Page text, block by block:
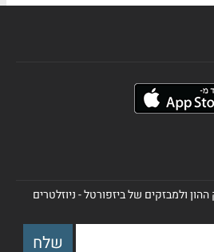
ולמבזקים של ביזפורטל - ניוזלטרים